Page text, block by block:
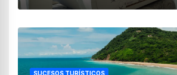
SUCESOS TURÍSTICOS